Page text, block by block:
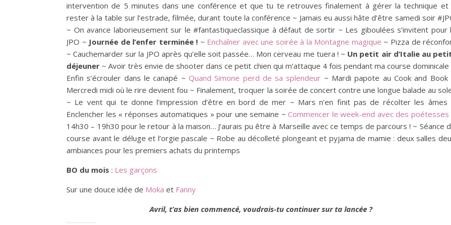
intervention de 5 minutes dans une conférence et que tu te retrouves finalement à gérer la technique et
rester à la table sur l’estrade, filmée, durant toute la conférence ~ Jamais eu aussi hâte d’être samedi soir
~ On avance laborieusement sur le #fantastiqueclassique à défaut de sortir ~ Les giboulées s’invitent pour
JPO ~ Journée de l’enfer terminée ! ~ Enchaîner avec une soirée à la Montagne magique ~ Pizza de
~ Cauchemarder sur la JPO après qu’elle soit passée… Mon cerveau me tuera ! ~ Un petit air d’Italie au
déjeuner ~ Avoir très envie de shooter dans ce petit chien qui m’attaque 4 fois pendant ma course dominicale
Enfin s’écrouler dans le canapé ~ Quand Simone perd de sa splendeur ~ Mardi papote au Cook and Book
Mercredi midi où le rire devient fou ~ Finalement, troquer la soirée de concert contre une longue balade au
~ Le vent qui te donne l’impression d’être en bord de mer ~ Mars n’en finit pas de récolter les âmes
Enclencher les « réponses automatiques » pour une semaine ~ Commencer le week-end avec des poétesses
14h30 – 19h30 pour le retour à la maison… J’aurais pu être à Marseille avec ce temps de parcours ! ~ Séance
course avant le déluge et l’orgie pascale ~ Robe au décolleté plongeant et pyjama de mamie : deux salles
ambiances pour les premiers achats du printemps
BO du mois : Les garçons
Sur une douce idée de Moka et Fanny
Avril, t’as bien commencé, voudrais-tu continuer sur ta lancée ?